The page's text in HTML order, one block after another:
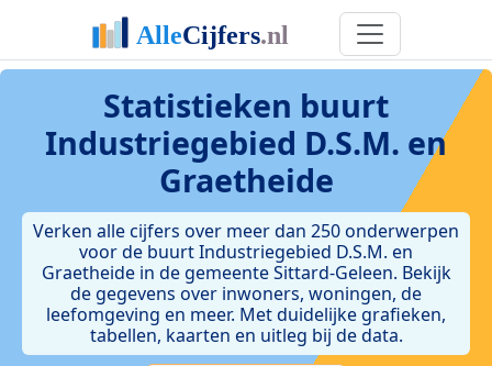
Statistieken buurt
Industriegebied D.S.M. en
Graetheide
Verken alle cijfers over meer dan 250 onderwerpen
voor de buurt Industriegebied D.S.M. en
Graetheide in de gemeente Sittard-Geleen. Bekijk
de gegevens over inwoners, woningen, de
leefomgeving en meer. Met duidelijke grafieken,
tabellen, kaarten en uitleg bij de data.